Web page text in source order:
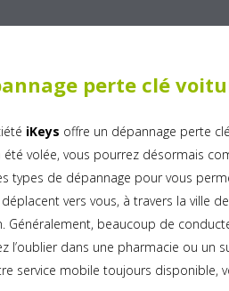
perte clé
iKeys offre un dépannage perte
été volée, vous pourrez désormais
types de dépannage pour vous
vers vous, à travers la ville
Généralement, beaucoup de
l’oublier dans une pharmacie ou un
service mobile toujours disponible,